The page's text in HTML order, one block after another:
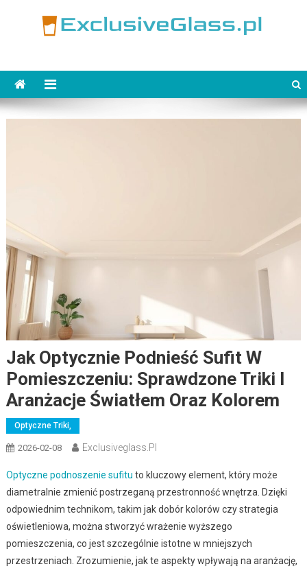
Jak Optycznie Podnieść Sufit W
Pomieszczeniu: Sprawdzone Triki I
Aranżacje Światłem Oraz Kolorem
Optyczne Triki,
2026-02-08 Exclusiveglass.pl
Optyczne podnoszenie sufitu to kluczowy element, który może
diametralnie zmienić postrzeganą przestronność wnętrza. Dzięki
odpowiednim technikom, takim jak dobór kolorów czy strategia
oświetleniowa, można stworzyć wrażenie wyższego
pomieszczenia, co jest szczególnie istotne w mniejszych
przestrzeniach. Zrozumienie, jak te aspekty wpływają na aranżację,